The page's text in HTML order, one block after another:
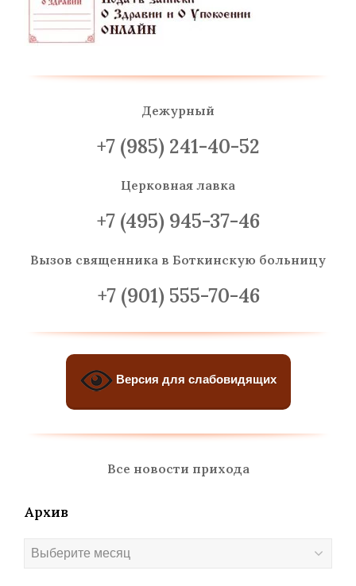
Дежурный
+7 (985) 241-40-52
Церковная лавка
+7 (495) 945-37-46
Вызов священника в Боткинскую больницу
+7 (901) 555-70-46
Версия для слабовидящих
Все новости прихода
Архив
Архив